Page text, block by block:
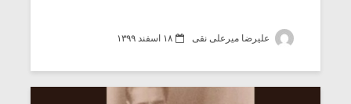
علیرضا میرعلی نقی ۱۸ اسفند ۱۳۹۹